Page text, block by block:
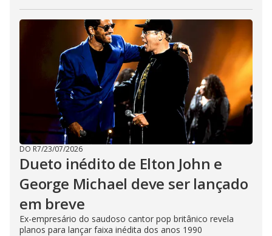
DO R7/23/07/2026
Dueto inédito de Elton John e
George Michael deve ser lançado
em breve
Ex-empresário do saudoso cantor pop britânico revela
planos para lançar faixa inédita dos anos 1990